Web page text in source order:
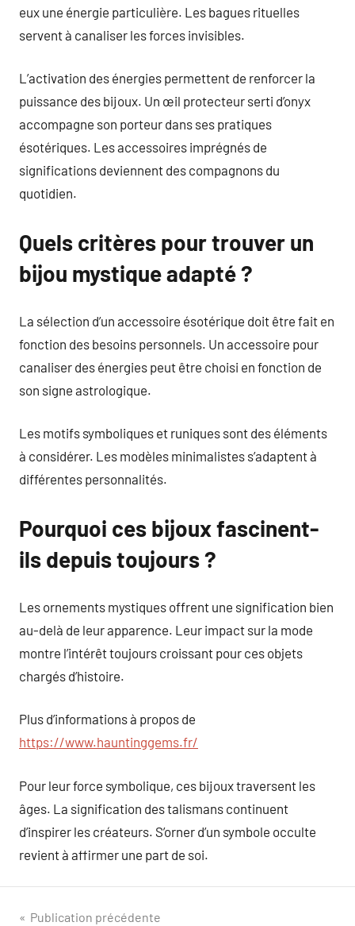
eux une énergie particulière. Les bagues rituelles
servent à canaliser les forces invisibles.
L’activation des énergies permettent de renforcer la
puissance des bijoux. Un œil protecteur serti d’onyx
accompagne son porteur dans ses pratiques
ésotériques. Les accessoires imprégnés de
significations deviennent des compagnons du
quotidien.
Quels critères pour trouver un
bijou mystique adapté ?
La sélection d’un accessoire ésotérique doit être fait en
fonction des besoins personnels. Un accessoire pour
canaliser des énergies peut être choisi en fonction de
son signe astrologique.
Les motifs symboliques et runiques sont des éléments
à considérer. Les modèles minimalistes s’adaptent à
différentes personnalités.
Pourquoi ces bijoux fascinent-
ils depuis toujours ?
Les ornements mystiques offrent une signification bien
au-delà de leur apparence. Leur impact sur la mode
montre l’intérêt toujours croissant pour ces objets
chargés d’histoire.
Plus d’informations à propos de
https://www.hauntinggems.fr/
Pour leur force symbolique, ces bijoux traversent les
âges. La signification des talismans continuent
d’inspirer les créateurs. S’orner d’un symbole occulte
revient à affirmer une part de soi.
Navigation
Publication précédente